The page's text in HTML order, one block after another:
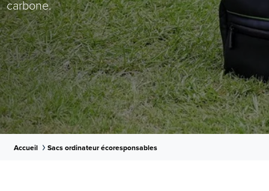
carbone.
Accueil Sacs ordinateur écoresponsables